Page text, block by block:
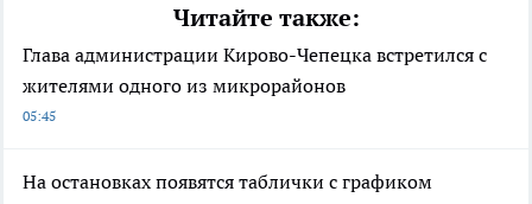
Читайте также:
Глава администрации Кирово-Чепецка встретился с
жителями одного из микрорайонов
05:45
На остановках появятся таблички с графиком